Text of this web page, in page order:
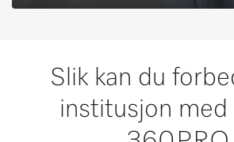
Slik kan du
institusjon med